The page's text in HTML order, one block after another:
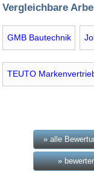
Vergleichbare
GMB Bautechnik
TEUTO
» alle
»